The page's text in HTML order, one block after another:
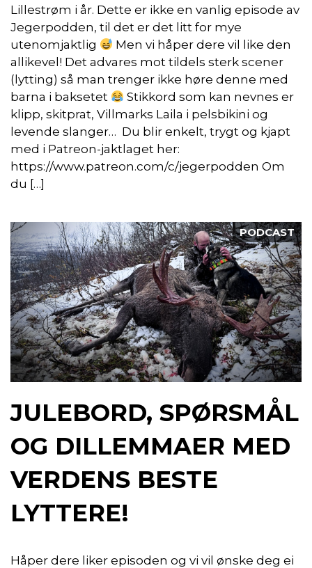
Lillestrøm i år. Dette er ikke en vanlig episode av
Jegerpodden, til det er det litt for mye
utenomjaktlig
Men vi håper dere vil like den
allikevel! Det advares mot tildels sterk scener
(lytting) så man trenger ikke høre denne med
barna i baksetet
Stikkord som kan nevnes er
klipp, skitprat, Villmarks Laila i pelsbikini og
levende slanger… Du blir enkelt, trygt og kjapt
med i Patreon-jaktlaget her:
https://www.patreon.com/c/jegerpodden Om
du […]
PODCAST
JULEBORD, SPØRSMÅL
OG DILLEMMAER MED
VERDENS BESTE
LYTTERE!
Håper dere liker episoden og vi vil ønske deg ei